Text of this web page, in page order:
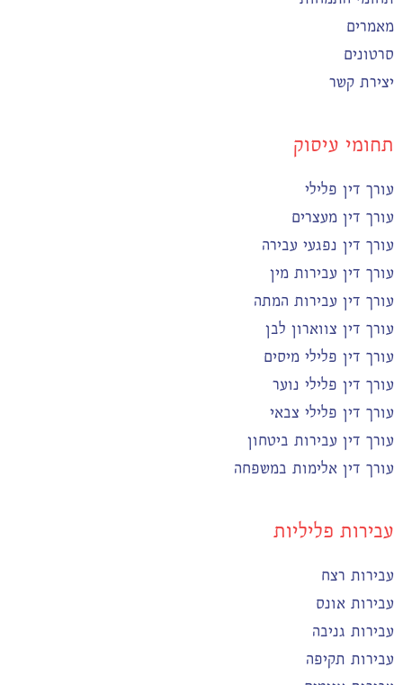
מאמרים
סרטונים
יצירת קשר
תחומי עיסוק
עורך דין פלילי
עורך דין מעצרים
עורך דין נפגעי עבירה
עורך דין עבירות מין
עורך דין עבירות המתה
עורך דין צווארון לבן
עורך דין פלילי מיסים
עורך דין פלילי נוער
עורך דין פלילי צבאי
עורך דין עבירות ביטחון
עורך דין אלימות במשפחה
עבירות פליליות
עבירות רצח
עבירות אונס
עבירות גניבה
עבירות תקיפה